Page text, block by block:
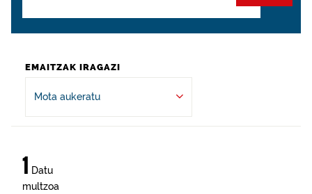
EMAITZAK IRAGAZI
Mota aukeratu
1 Datu
multzoa